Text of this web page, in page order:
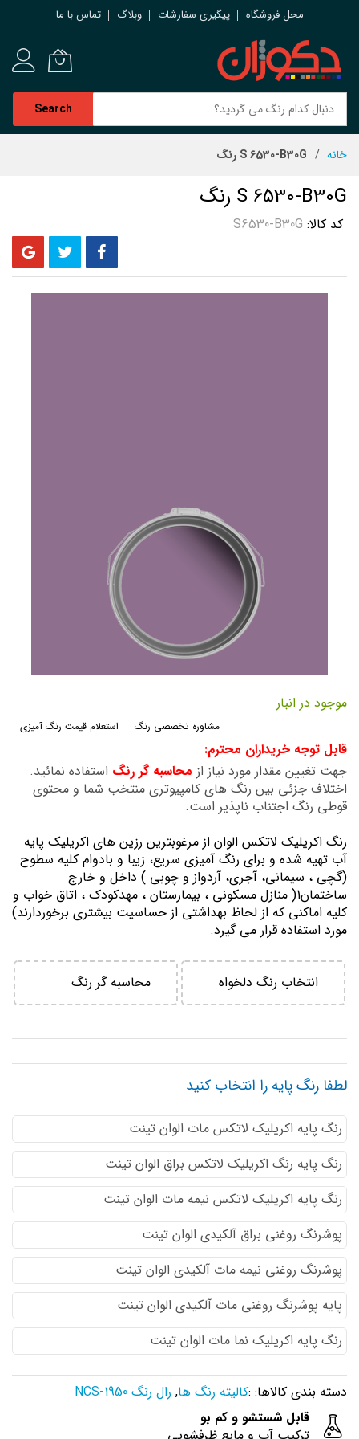
محل فروشگاه پیگیری سفارشات وبلاگ تماس با ما
Search
خانه S 6530-B30G رنگ
S 6530-B30G رنگ
کد کالا S6530-B30G
ابتدای
گالری
موجود در انبار
استعلام قیمت رنگ آمیزی مشاوره تخصصی رنگ
قابل توجه خریداران محترم:
جهت تغیین مقدار مورد نیاز از محاسبه گر رنگ استفاده نمائید.
اختلاف جزئی بین رنگ های کامپیوتری منتخب شما و محتوی
قوطی رنگ اجتناب ناپذیر است.
رنگ اكريليك لاتكس الوان از مرغوبترين رزين هاي اكريليك پايه
آب تهيه شده و برای رنگ آمیزی سریع، زیبا و بادوام کلیه سطوح
(گچی ، سیمانی، آجری، آردواز و چوبی ) داخل و خارج
ساختمان1( منازل مسكوني ، بيمارستان ، مهدكودك ، اتاق خواب و
كليه اماكني كه از لحاظ بهداشتي از حساسيت بيشتري برخوردارند)
مورد استفاده قرار می گیرد.
انتخاب رنگ دلخواه محاسبه گر رنگ
لطفا رنگ پایه را انتخاب کنید
رنگ پایه اكريليك لاتكس مات الوان تینت
رنگ پایه رنگ اكريليك لاتكس براق الوان تینت
رنگ پایه اكريليك لاتكس نيمه مات الوان تینت
پوشرنگ روغنی براق آلکیدی الوان تینت
پوشرنگ روغنی نیمه مات آلکیدی الوان تینت
پایه پوشرنگ روغنی مات آلکیدی الوان تینت
رنگ پایه اکریلیک نما مات الوان تینت
دسته بندی کالاها: :کالیته رنگ ها, رال رنگ NCS-1950
قابل شستشو و کم بو